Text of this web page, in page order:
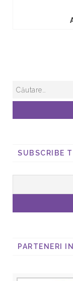
SUBSCRIBE
PARTENERI